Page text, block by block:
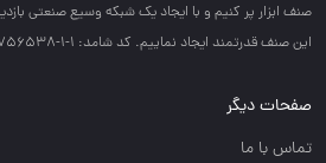
صنف ابزار پر كنيم و با ايجاد يك شبكه وسيع صنعتي
اين صنف قدرتمند ايجاد نماييم. کد شامد: 1-1-756538-65-0-2
صفحات دیگر
تماس با ما